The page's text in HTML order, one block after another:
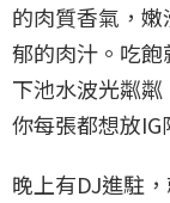
的肉質香氣，
郁的肉汁。吃
下池水波光粼
你每張都想放IG
晚上有DJ進駐